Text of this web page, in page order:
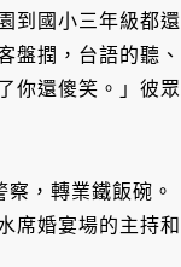
到國小三年級都還
盤撋，台語的聽、
你還傻笑。」彼眾
，轉業鐵飯碗。
席婚宴場的主持和